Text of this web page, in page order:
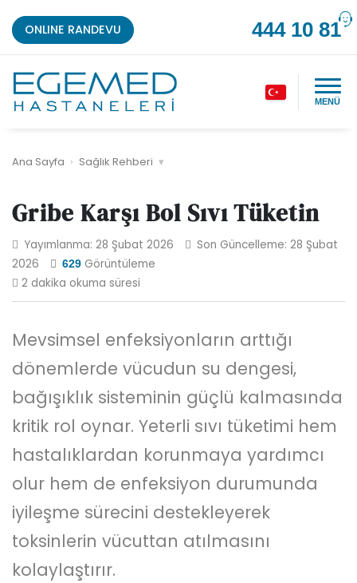
ONLINE RANDEVU 444 10 81
MENÜ
Ana Sayfa › Sağlık Rehberi ▾
Gribe Karşı Bol Sıvı Tüketin
Yayımlanma: 28 Şubat 2026
Son Güncelleme: 28 Şubat
2026
629 Görüntüleme
2 dakika okuma süresi
Mevsimsel enfeksiyonların arttığı
dönemlerde vücudun su dengesi,
bağışıklık sisteminin güçlü kalmasında
kritik rol oynar. Yeterli sıvı tüketimi hem
hastalıklardan korunmaya yardımcı
olur hem de enfeksiyon durumunda
iyileşme sürecini destekleyerek
toksinlerin vücuttan atılmasını
kolaylaştırır.